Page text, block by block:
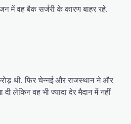
में वह बैक सर्जरी के कारण बाहर रहे.
थी. फिर चेन्नई और राजस्थान ने और
लेकिन वह भी ज्यादा देर मैदान में नहीं